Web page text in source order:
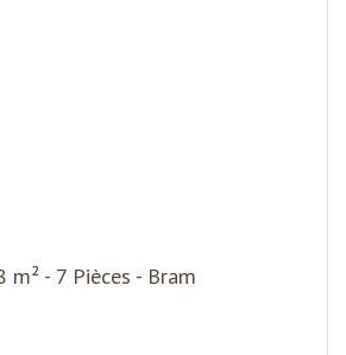
m² - 7 Pièces - Bram